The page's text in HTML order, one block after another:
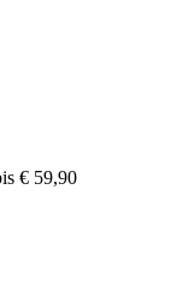
€ 59,90